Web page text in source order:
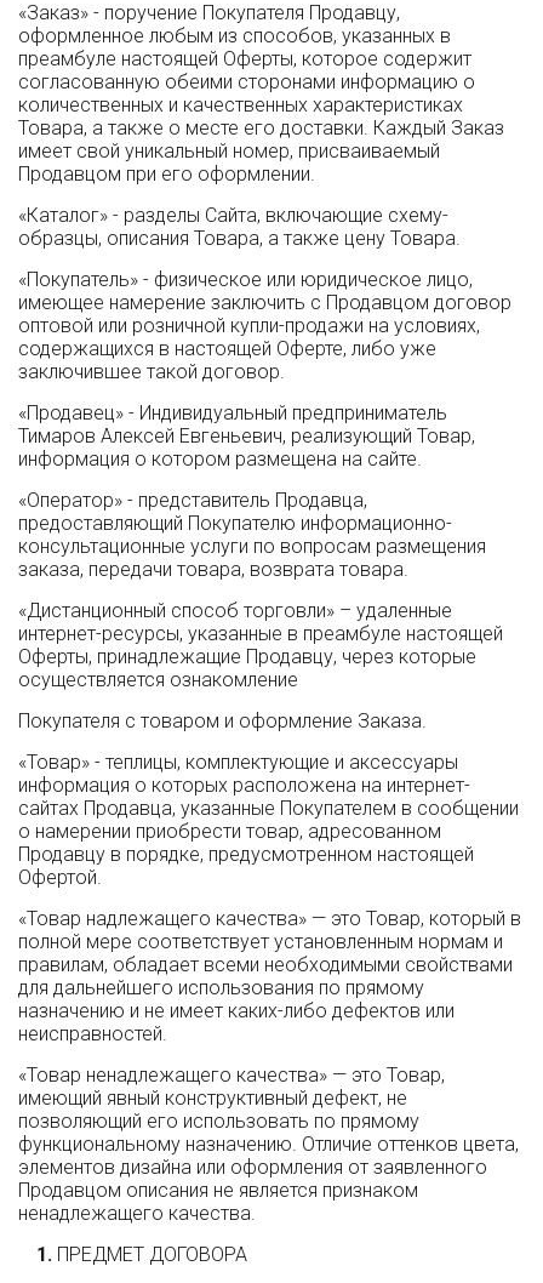
«Заказ» - поручение Покупателя Продавцу,
оформленное любым из способов, указанных в
преамбуле настоящей Оферты, которое содержит
согласованную обеими сторонами информацию о
количественных и качественных характеристиках
Товара, а также о месте его доставки. Каждый Заказ
имеет свой уникальный номер, присваиваемый
Продавцом при его оформлении.
«Каталог» - разделы Сайта, включающие схему-
образцы, описания Товара, а также цену Товара.
«Покупатель» - физическое или юридическое лицо,
имеющее намерение заключить с Продавцом договор
оптовой или розничной купли-продажи на условиях,
содержащихся в настоящей Оферте, либо уже
заключившее такой договор.
«Продавец» - Индивидуальный предприниматель
Тимаров Алексей Евгеньевич, реализующий Товар,
информация о котором размещена на сайте.
«Оператор» - представитель Продавца,
предоставляющий Покупателю информационно-
консультационные услуги по вопросам размещения
заказа, передачи товара, возврата товара.
«Дистанционный способ торговли» – удаленные
интернет-ресурсы, указанные в преамбуле настоящей
Оферты, принадлежащие Продавцу, через которые
осуществляется ознакомление
Покупателя с товаром и оформление Заказа.
«Товар» - теплицы, комплектующие и аксессуары
информация о которых расположена на интернет-
сайтах Продавца, указанные Покупателем в сообщении
о намерении приобрести товар, адресованном
Продавцу в порядке, предусмотренном настоящей
Офертой.
«Товар надлежащего качества» — это Товар, который в
полной мере соответствует установленным нормам и
правилам, обладает всеми необходимыми свойствами
для дальнейшего использования по прямому
назначению и не имеет каких-либо дефектов или
неисправностей.
«Товар ненадлежащего качества» — это Товар,
имеющий явный конструктивный дефект, не
позволяющий его использовать по прямому
функциональному назначению. Отличие оттенков цвета,
элементов дизайна или оформления от заявленного
Продавцом описания не является признаком
ненадлежащего качества.
ПРЕДМЕТ ДОГОВОРА